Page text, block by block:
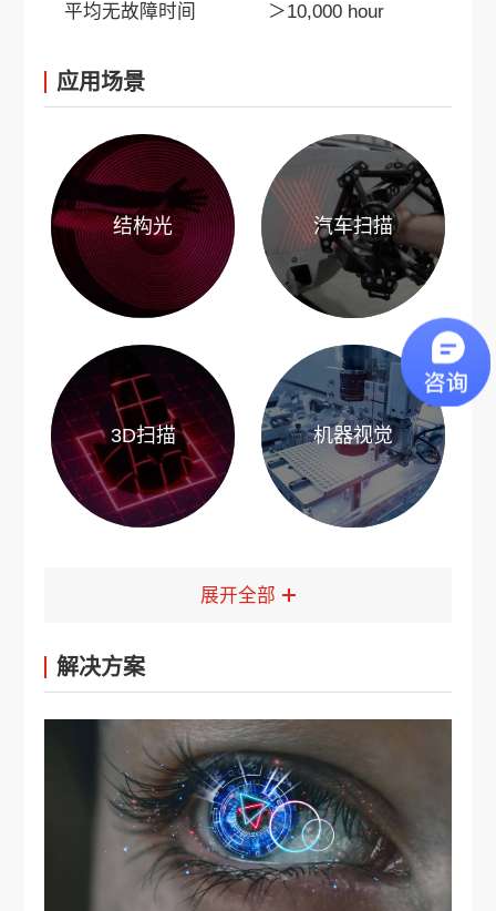
平均无故障时间 ＞10,000 hour
应用场景
结构光 汽车扫描
3D扫描 机器视觉
展开全部
解决方案